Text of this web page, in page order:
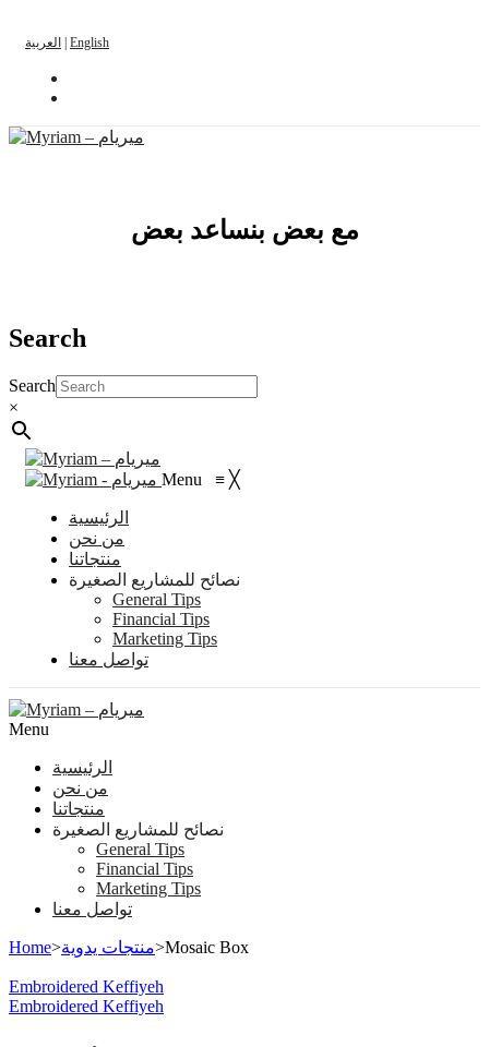
العربية English
مع بعض بنساعد بعض
Search
Search
×
Menu ≡ ╳
الرئيسية
من نحن
منتجاتنا
نصائح للمشاريع الصغيرة
General Tips
Financial Tips
Marketing Tips
تواصل معنا
Menu
الرئيسية
من نحن
منتجاتنا
نصائح للمشاريع الصغيرة
General Tips
Financial Tips
Marketing Tips
تواصل معنا
Home>منتجات يدوية>Mosaic Box
Embroidered Keffiyeh
Embroidered Keffiyeh